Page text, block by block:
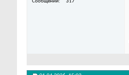
Сообщений
317